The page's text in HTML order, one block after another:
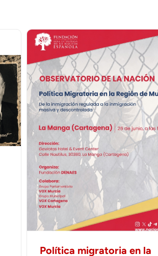
Política migratoria en la